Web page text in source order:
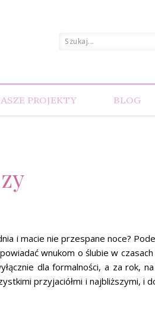
PROJEKTY BLOG
i macie nie przespane noce?
wnukom o ślubie w
dla formalności, a za rok,
przyjaciółmi i najbliższymi, i